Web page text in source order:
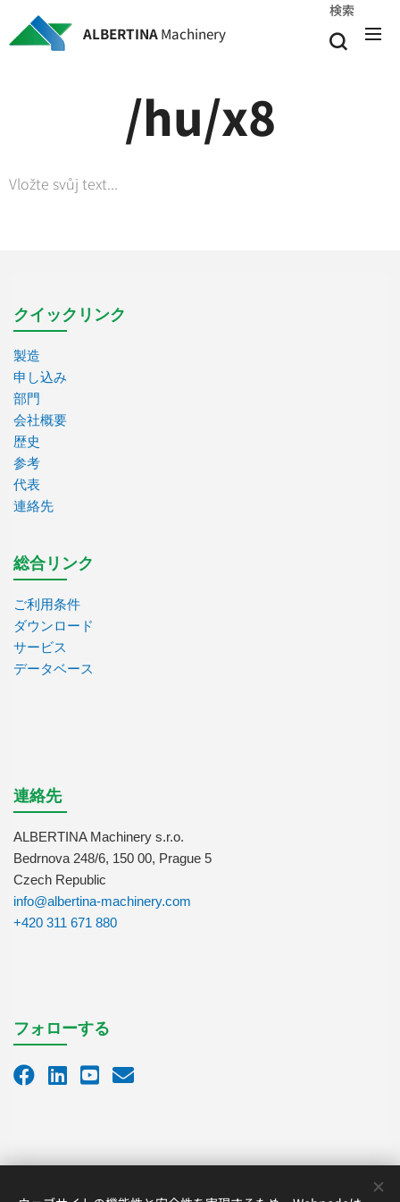
ALBERTINAMachinery
検索
/hu/x8
Vložte svůj text...
クイックリンク
製造
申し込み
部門
会社概要
歴史
参考
代表
連絡先
総合リンク
ご利用条件
ダウンロード
サービス
データベース
連絡先
ALBERTINA Machinery s.r.o.
Bedrnova 248/6, 150 00, Prague 5
Czech Republic
info@albertina-machinery.com
+420 311 671 880
フォローする